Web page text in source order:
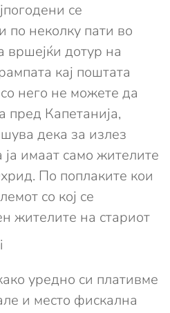
се
по неколку пати во
вршејќи дотур на
кај поштата
него не можете да
пред Капетанија,
дека за излез
ја имаат само жителите
По поплаките кои
со кој се
жителите на стариот
уредно си плативме
и место фискална